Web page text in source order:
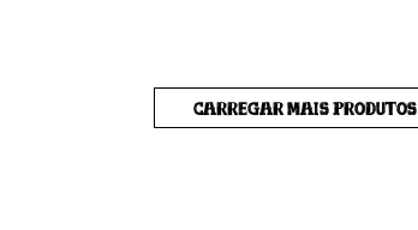
CARREGAR MAIS PRODUTOS